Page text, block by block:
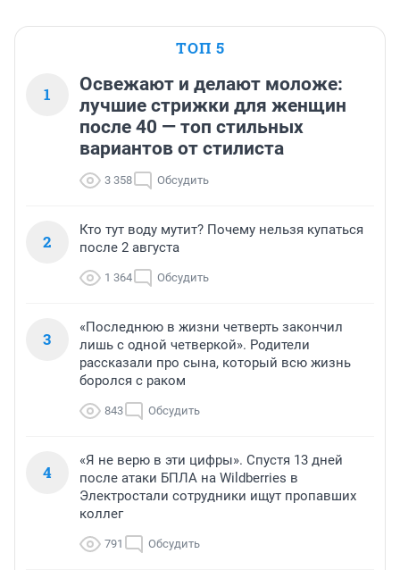
ТОП 5
1
Освежают и делают моложе:
лучшие стрижки для женщин
после 40 — топ стильных
вариантов от стилиста
3 358 Обсудить
2
Кто тут воду мутит? Почему нельзя купаться
после 2 августа
1 364 Обсудить
3
«Последнюю в жизни четверть закончил
лишь с одной четверкой». Родители
рассказали про сына, который всю жизнь
боролся с раком
843 Обсудить
4
«Я не верю в эти цифры». Спустя 13 дней
после атаки БПЛА на Wildberries в
Электростали сотрудники ищут пропавших
коллег
791 Обсудить